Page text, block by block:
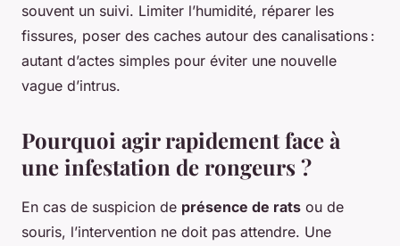
souvent un suivi. Limiter l’humidité, réparer les
fissures, poser des caches autour des canalisations :
autant d’actes simples pour éviter une nouvelle
vague d’intrus.
Pourquoi agir rapidement face à
une infestation de rongeurs ?
En cas de suspicion de présence de rats ou de
souris, l’intervention ne doit pas attendre. Une